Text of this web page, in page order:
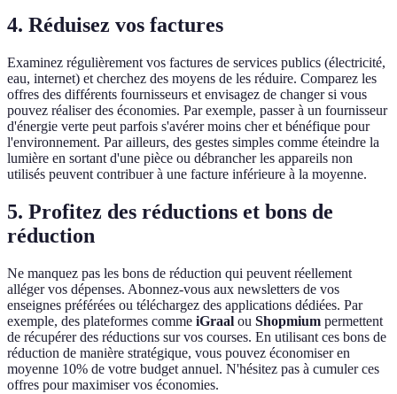
4. Réduisez vos factures
Examinez régulièrement vos factures de services publics (électricité,
eau, internet) et cherchez des moyens de les réduire. Comparez les
offres des différents fournisseurs et envisagez de changer si vous
pouvez réaliser des économies. Par exemple, passer à un fournisseur
d'énergie verte peut parfois s'avérer moins cher et bénéfique pour
l'environnement. Par ailleurs, des gestes simples comme éteindre la
lumière en sortant d'une pièce ou débrancher les appareils non
utilisés peuvent contribuer à une facture inférieure à la moyenne.
5. Profitez des réductions et bons de
réduction
Ne manquez pas les bons de réduction qui peuvent réellement
alléger vos dépenses. Abonnez-vous aux newsletters de vos
enseignes préférées ou téléchargez des applications dédiées. Par
exemple, des plateformes comme iGraal ou Shopmium permettent
de récupérer des réductions sur vos courses. En utilisant ces bons de
réduction de manière stratégique, vous pouvez économiser en
moyenne 10% de votre budget annuel. N'hésitez pas à cumuler ces
offres pour maximiser vos économies.